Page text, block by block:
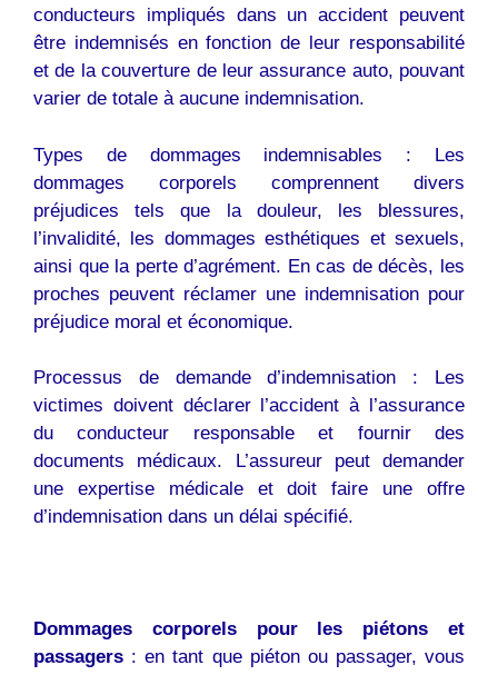
conducteurs impliqués dans un accident peuvent
être indemnisés en fonction de leur responsabilité
et de la couverture de leur assurance auto, pouvant
varier de totale à aucune indemnisation.
Types de dommages indemnisables : Les
dommages corporels comprennent divers
préjudices tels que la douleur, les blessures,
l’invalidité, les dommages esthétiques et sexuels,
ainsi que la perte d’agrément. En cas de décès, les
proches peuvent réclamer une indemnisation pour
préjudice moral et économique.
Processus de demande d’indemnisation : Les
victimes doivent déclarer l’accident à l’assurance
du conducteur responsable et fournir des
documents médicaux. L’assureur peut demander
une expertise médicale et doit faire une offre
d’indemnisation dans un délai spécifié.
Dommages corporels pour les piétons et
passagers : en tant que piéton ou passager, vous